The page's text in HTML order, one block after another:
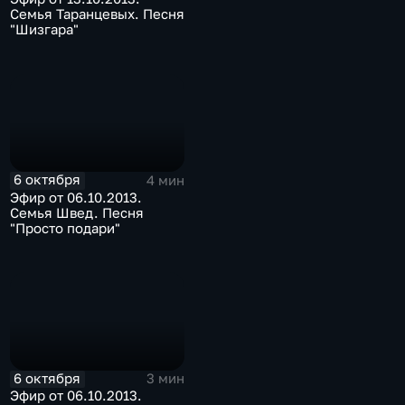
Семья Таранцевых. Песня
"Шизгара"
6 октября
4 мин
Эфир от 06.10.2013.
Семья Швед. Песня
"Просто подари"
6 октября
3 мин
Эфир от 06.10.2013.